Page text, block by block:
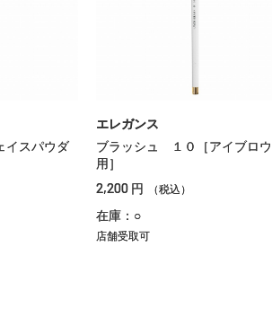
スパウダ
エレガンス
ブラッシュ １０［アイブロウ
用］
2,200 円 （税込）
在庫：○
店舗受取可